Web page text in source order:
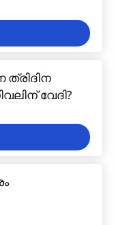
ത്രിദിന
വേദി?